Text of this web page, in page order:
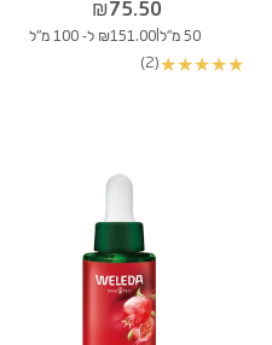
₪75.50
50 מ"ל |₪151.00 ל- 100 מ"ל
★
★
★
★
★
(2)